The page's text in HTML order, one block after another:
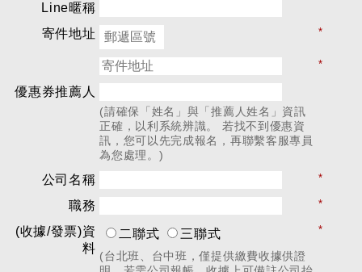
Line暱稱
寄件地址
*
*
優惠券推薦人
(請確保「姓名」與「推薦人姓名」資訊
正確，以利系統辨識。 若找不到優惠資
訊，您可以先完成報名，再聯繫客服專員
為您處理。)
公司名稱 *
職務 *
(收據/發票)資
料
二聯式 三聯式
(台北班、台中班，僅提供繳費收據供證
*